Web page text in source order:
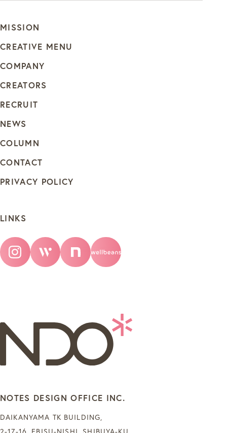
MISSION
CREATIVE MENU
COMPANY
CREATORS
RECRUIT
NEWS
COLUMN
CONTACT
PRIVACY POLICY
LINKS
NOTES DESIGN OFFICE INC.
DAIKANYAMA TK BUILDING,